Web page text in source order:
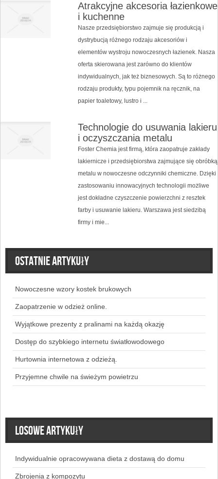
Atrakcyjne akcesoria łazienkowe
i kuchenne
Nasze przedsiębiorstwo zajmuje się produkcją i
dystrybucją różnego rodzaju akcesoriów i
elementów wystroju nowoczesnych łazienek. Nasza
oferta skierowana jest zarówno do klientów
indywidualnych, jak też biznesowych. Są to różnego
rodzaju produkty, typu pojemnik na ręcznik, na
papier toaletowy, lustro i ...
Technologie do usuwania lakieru
i oczyszczania metalu
Foster Chemia jest firmą, która zaopatruje zakłady
lakiernicze i przedsiębiorstwa zajmujące się obróbką
metalu w nowoczesne odczynniki chemiczne. Dzięki
zastosowaniu innowacyjnych technologii możliwe
jest dokładne czyszczenie powierzchni z resztek
farby i usuwanie lakieru. Warszawa jest siedzibą
firmy i mie...
Ostatnie artykuły
Nowoczesne wzory kostek brukowych
Zaopatrzenie w odzież online.
Wyjątkowe prezenty z pralinami na każdą okazję
Dostęp do szybkiego internetu światłowodowego
Hurtownia internetowa z odzieżą.
Przyjemne chwile na świeżym powietrzu
Losowe artykuły
Indywidualnie opracowywana dieta z dostawą do domu
Zbrojenia z kompozytu